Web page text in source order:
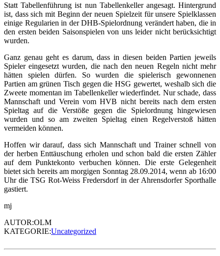
Statt Tabellenführung ist nun Tabellenkeller angesagt. Hintergrund
ist, dass sich mit Beginn der neuen Spielzeit für unsere Spielklassen
einige Regularien in der DHB-Spielordnung verändert haben, die in
den ersten beiden Saisonspielen von uns leider nicht berücksichtigt
wurden.
Ganz genau geht es darum, dass in diesen beiden Partien jeweils
Spieler eingesetzt wurden, die nach den neuen Regeln nicht mehr
hätten spielen dürfen. So wurden die spielerisch gewonnenen
Partien am grünen Tisch gegen die HSG gewertet, weshalb sich die
Zweete momentan im Tabellenkeller wiederfindet. Nur schade, dass
Mannschaft und Verein vom HVB nicht bereits nach dem ersten
Spieltag auf die Verstöße gegen die Spielordnung hingewiesen
wurden und so am zweiten Spieltag einen Regelverstoß hätten
vermeiden können.
Hoffen wir darauf, dass sich Mannschaft und Trainer schnell von
der herben Enttäuschung erholen und schon bald die ersten Zähler
auf dem Punktekonto verbuchen können. Die erste Gelegenheit
bietet sich bereits am morgigen Sonntag 28.09.2014, wenn ab 16:00
Uhr die TSG Rot-Weiss Fredersdorf in der Ahrensdorfer Sporthalle
gastiert.
mj
AUTOR:OLM
KATEGORIE:Uncategorized